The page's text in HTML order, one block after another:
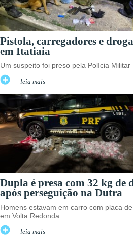
Pistola, carregadores e
em Itatiaia
Um suspeito foi preso pela Polícia Militar
leia mais
Dupla é presa com 32 kg de
após perseguição na Dutra
Homens estavam em carro com placa
em Volta Redonda
leia mais